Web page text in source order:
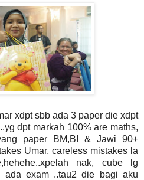
xdpt sbb ada 3 paper die xdpt
dpt markah 100% are maths,
paper BM,BI & Jawi 90+
Umar, careless mistakes la
nak, cube lg
ada exam ..tau2 die bagi aku